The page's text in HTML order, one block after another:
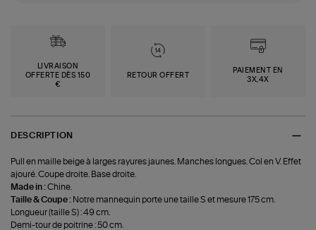
LIVRAISON
OFFERTE DÈS 150
€
RETOUR OFFERT
PAIEMENT EN
3X,4X
DESCRIPTION
Pull en maille beige à larges rayures jaunes. Manches longues. Col en V. Effet
ajouré. Coupe droite. Base droite.
Made in :Chine.
Taille & Coupe : Notre mannequin porte une taille S et mesure 175 cm.
Longueur (taille S) : 49 cm.
Demi-tour de poitrine : 50 cm.